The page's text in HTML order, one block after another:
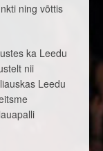
ning võttis
ka Leedu
nii
Leedu